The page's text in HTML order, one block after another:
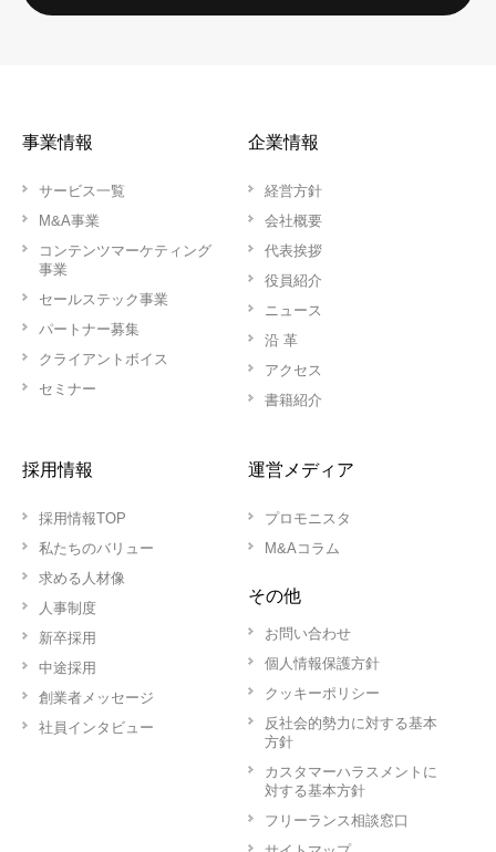
事業情報
サービス一覧
M&A事業
コンテンツマーケティング
事業
セールステック事業
パートナー募集
クライアントボイス
セミナー
企業情報
経営方針
会社概要
代表挨拶
役員紹介
ニュース
沿 革
アクセス
書籍紹介
採用情報
採用情報TOP
私たちのバリュー
求める人材像
人事制度
新卒採用
中途採用
創業者メッセージ
社員インタビュー
運営メディア
プロモニスタ
M&Aコラム
その他
お問い合わせ
個人情報保護方針
クッキーポリシー
反社会的勢力に対する基本
方針
カスタマーハラスメントに
対する基本方針
フリーランス相談窓口